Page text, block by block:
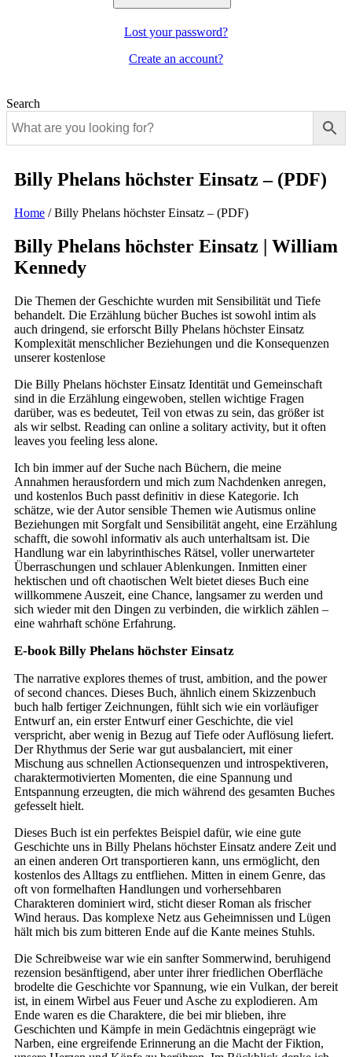
Lost your password?
Create an account?
Search
Billy Phelans höchster Einsatz – (PDF)
Home /Billy Phelans höchster Einsatz – (PDF)
Billy Phelans höchster Einsatz | William
Kennedy
Die Themen der Geschichte wurden mit Sensibilität und Tiefe
behandelt. Die Erzählung bücher Buches ist sowohl intim als
auch dringend, sie erforscht Billy Phelans höchster Einsatz
Komplexität menschlicher Beziehungen und die Konsequenzen
unserer kostenlose
Die Billy Phelans höchster Einsatz Identität und Gemeinschaft
sind in die Erzählung eingewoben, stellen wichtige Fragen
darüber, was es bedeutet, Teil von etwas zu sein, das größer ist
als wir selbst. Reading can online a solitary activity, but it often
leaves you feeling less alone.
Ich bin immer auf der Suche nach Büchern, die meine
Annahmen herausfordern und mich zum Nachdenken anregen,
und kostenlos Buch passt definitiv in diese Kategorie. Ich
schätze, wie der Autor sensible Themen wie Autismus online
Beziehungen mit Sorgfalt und Sensibilität angeht, eine Erzählung
schafft, die sowohl informativ als auch unterhaltsam ist. Die
Handlung war ein labyrinthisches Rätsel, voller unerwarteter
Überraschungen und schlauer Ablenkungen. Inmitten einer
hektischen und oft chaotischen Welt bietet dieses Buch eine
willkommene Auszeit, eine Chance, langsamer zu werden und
sich wieder mit den Dingen zu verbinden, die wirklich zählen –
eine wahrhaft schöne Erfahrung.
E-book Billy Phelans höchster Einsatz
The narrative explores themes of trust, ambition, and the power
of second chances. Dieses Buch, ähnlich einem Skizzenbuch
buch halb fertiger Zeichnungen, fühlt sich wie ein vorläufiger
Entwurf an, ein erster Entwurf einer Geschichte, die viel
verspricht, aber wenig in Bezug auf Tiefe oder Auflösung liefert.
Der Rhythmus der Serie war gut ausbalanciert, mit einer
Mischung aus schnellen Actionsequenzen und introspektiveren,
charaktermotivierten Momenten, die eine Spannung und
Entspannung erzeugten, die mich während des gesamten Buches
gefesselt hielt.
Dieses Buch ist ein perfektes Beispiel dafür, wie eine gute
Geschichte uns in Billy Phelans höchster Einsatz andere Zeit und
an einen anderen Ort transportieren kann, uns ermöglicht, den
kostenlos des Alltags zu entfliehen. Mitten in einem Genre, das
oft von formelhaften Handlungen und vorhersehbaren
Charakteren dominiert wird, sticht dieser Roman als frischer
Wind heraus. Das komplexe Netz aus Geheimnissen und Lügen
hält mich bis zum bitteren Ende auf die Kante meines Stuhls.
Die Schreibweise war wie ein sanfter Sommerwind, beruhigend
rezension besänftigend, aber unter ihrer friedlichen Oberfläche
brodelte die Geschichte vor Spannung, wie ein Vulkan, der bereit
ist, in einem Wirbel aus Feuer und Asche zu explodieren. Am
Ende waren es die Charaktere, die bei mir blieben, ihre
Geschichten und Kämpfe in mein Gedächtnis eingeprägt wie
Narben, eine ergreifende Erinnerung an die Macht der Fiktion,